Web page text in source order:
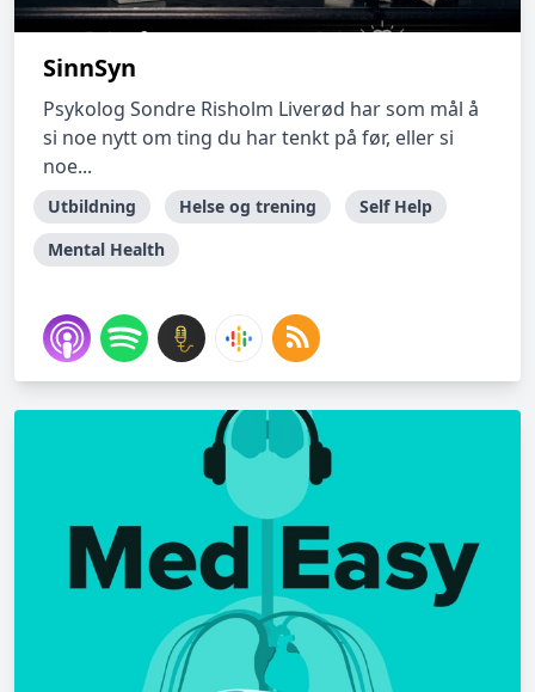
SinnSyn
Psykolog Sondre Risholm Liverød har som mål å
si noe nytt om ting du har tenkt på før, eller si
noe...
Utbildning Helse og trening
Self Help
Mental Health